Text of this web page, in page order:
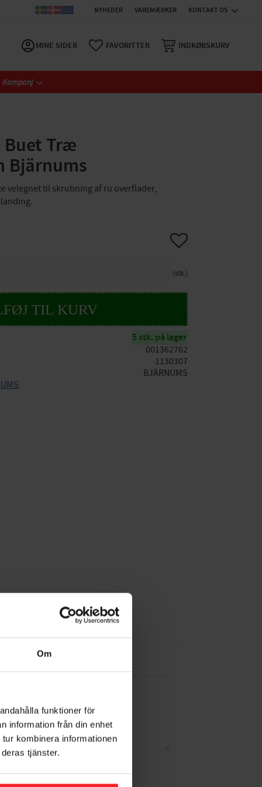
Om
funktioner för
information från din enhet
kombinera informationen
tjänster.
NYHEDER VAREMÆRKER KONTAKT OS
MINE SIDER FAVORITTER INDKØBSKURV
Kampanj
Træ
Bjärnums
velegnet til skrubning af ru overflader,
stk.
Gem som favorit
5 stk. på lager
001362762
1130307
BJÄRNUMS